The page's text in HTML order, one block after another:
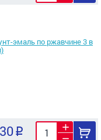
эмаль по ржавчине 3 в